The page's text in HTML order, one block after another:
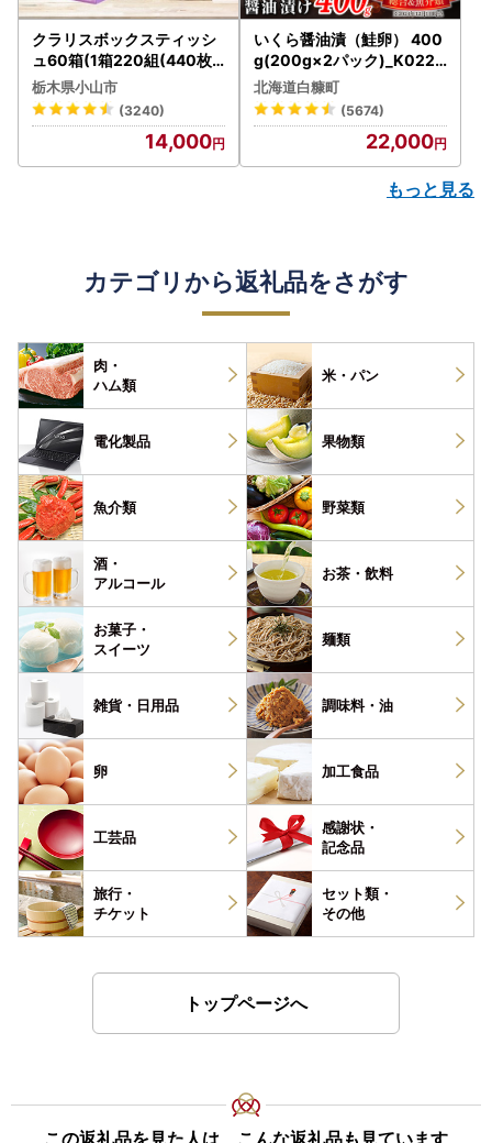
クラリスボックスティッシ
ュ60箱(1箱220組(440枚))
(5個入り×12セット)【配送
不可地域：離島・沖縄県】
【1256759】
栃木県小山市
(3240)
14,000
いくら醤油漬（鮭卵） 400
g(200g×2パック)_K022-
1676
北海道白糠町
(5674)
22,000
もっと見る
カテゴリから返礼品をさがす
肉・
ハム類
米・パン
電化製品 果物類
魚介類 野菜類
酒・
アルコール
お茶・ 飲料
お菓子・
スイーツ
麺類
雑貨・ 日用品 調味料・ 油
卵 加工食品
工芸品
感謝状・
記念品
旅行・
チケット
セット類・
その他
トップページへ
この返礼品を見た人は、こんな返礼品も見ています